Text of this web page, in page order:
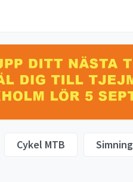
Cykel MTB Simning